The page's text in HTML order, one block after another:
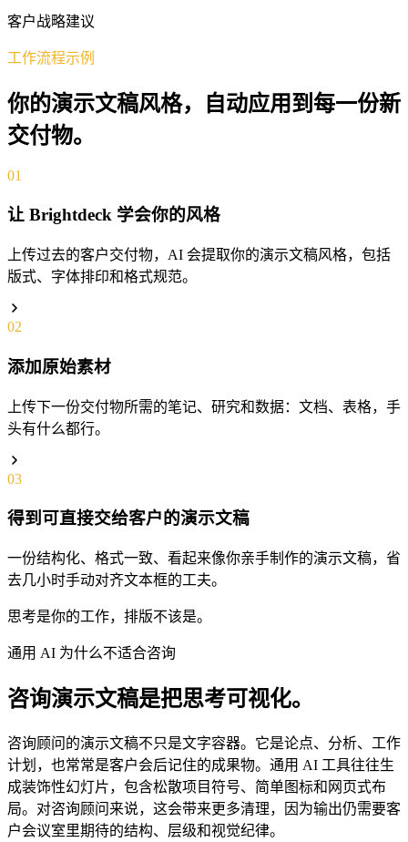
客户战略建议
工作流程示例
你的演示文稿风格，自动应用到每一份新
交付物。
01
让 Brightdeck 学会你的风格
上传过去的客户交付物，AI 会提取你的演示文稿风格，包括
版式、字体排印和格式规范。
02
添加原始素材
上传下一份交付物所需的笔记、研究和数据：文档、表格，手
头有什么都行。
03
得到可直接交给客户的演示文稿
一份结构化、格式一致、看起来像你亲手制作的演示文稿，省
去几小时手动对齐文本框的工夫。
思考是你的工作，排版不该是。
通用 AI 为什么不适合咨询
咨询演示文稿是把思考可视化。
咨询顾问的演示文稿不只是文字容器。它是论点、分析、工作
计划，也常常是客户会后记住的成果物。通用 AI 工具往往生
成装饰性幻灯片，包含松散项目符号、简单图标和网页式布
局。对咨询顾问来说，这会带来更多清理，因为输出仍需要客
户会议室里期待的结构、层级和视觉纪律。